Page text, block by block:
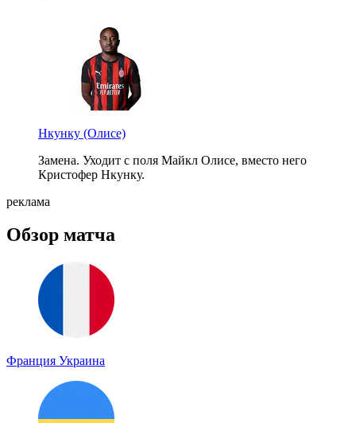
Нкунку (Олисе)
Замена. Уходит с поля Майкл Олисе, вместо него
Кристофер Нкунку.
реклама
Обзор матча
Франция Украина